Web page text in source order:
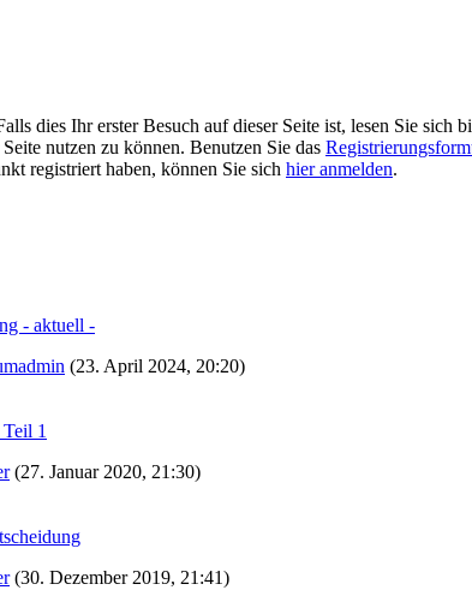
dies Ihr erster Besuch auf dieser Seite ist, lesen Sie sich
nutzen zu können. Benutzen Sie das
registriert haben, können Sie sich hier anmelden.
- aktuell -
(23. April 2024, 20:20)
1
(27. Januar 2020, 21:30)
(30. Dezember 2019, 21:41)